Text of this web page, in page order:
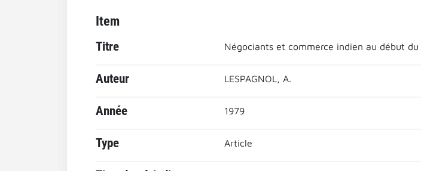
Item
Titre Négociants et commerce indien au début
Auteur LESPAGNOL, A.
Année 1979
Type Article